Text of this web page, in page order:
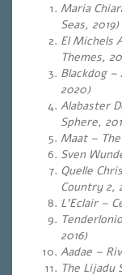
Maria
Seas, 2019)
El Michels
Themes,
Blackdog –
2020)
Alabaster
Sphere,
Maat –
Sven
Quelle
Country 2,
L’Eclair –
2016)
Aadae –
The